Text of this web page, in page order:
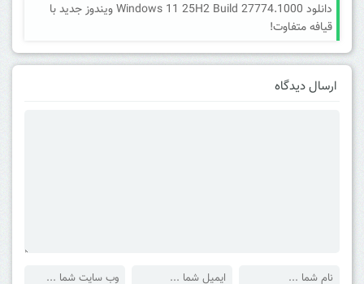
دانلود Windows 11 25H2 Build 27774.1000 ویندوز جدید با
قیافه متفاوت!
ارسال دیدگاه